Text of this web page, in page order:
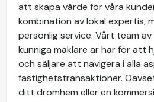
att skapa värde för våra
kombination av lokal expertis,
personlig service. Vårt team
kunniga mäklare är här för att
och säljare att navigera i alla
fastighetstransaktioner.
ditt drömhem eller en